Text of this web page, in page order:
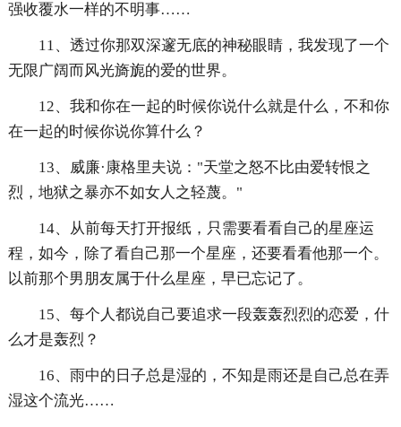
强收覆水一样的不明事……
11、透过你那双深邃无底的神秘眼睛，我发现了一个
无限广阔而风光旖旎的爱的世界。
12、我和你在一起的时候你说什么就是什么，不和你
在一起的时候你说你算什么？
13、威廉·康格里夫说："天堂之怒不比由爱转恨之
烈，地狱之暴亦不如女人之轻蔑。"
14、从前每天打开报纸，只需要看看自己的星座运
程，如今，除了看自己那一个星座，还要看看他那一个。
以前那个男朋友属于什么星座，早已忘记了。
15、每个人都说自己要追求一段轰轰烈烈的恋爱，什
么才是轰烈？
16、雨中的日子总是湿的，不知是雨还是自己总在弄
湿这个流光……